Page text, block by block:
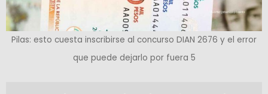
Pilas: esto cuesta inscribirse al concurso DIAN 2676 y el error
que puede dejarlo por fuera 5